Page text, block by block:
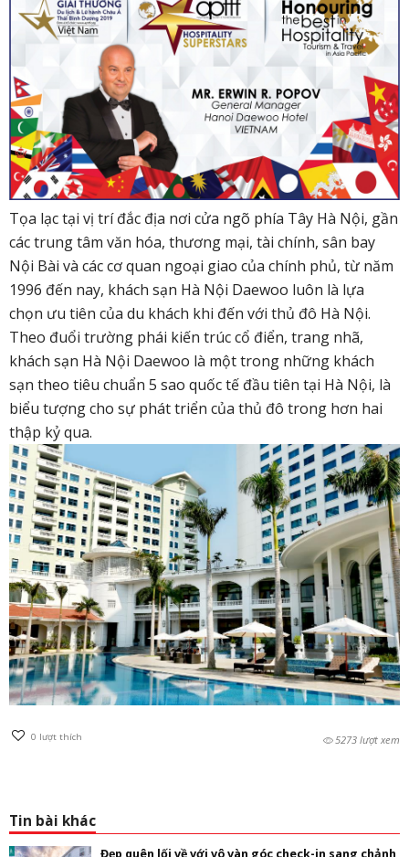
Tọa lạc tại vị trí đắc địa nơi cửa ngõ phía Tây Hà Nội, gần
các trung tâm văn hóa, thương mại, tài chính, sân bay
Nội Bài và các cơ quan ngoại giao của chính phủ, từ năm
1996 đến nay, khách sạn Hà Nội Daewoo luôn là lựa
chọn ưu tiên của du khách khi đến với thủ đô Hà Nội.
Theo đuổi trường phái kiến trúc cổ điển, trang nhã,
khách sạn Hà Nội Daewoo là một trong những khách
sạn theo tiêu chuẩn 5 sao quốc tế đầu tiên tại Hà Nội, là
biểu tượng cho sự phát triển của thủ đô trong hơn hai
thập kỷ qua.
0 lượt thích 5273 lượt xem
Tin bài khác
Đẹp quên lối về với vô vàn góc check-in sang chảnh,